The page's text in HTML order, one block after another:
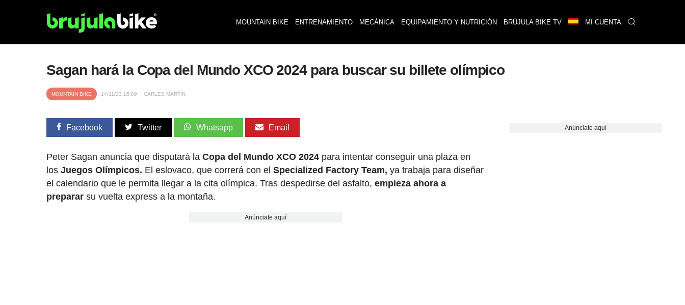
MOUNTAIN BIKE ENTRENAMIENTO MECÁNICA EQUIPAMIENTO Y NUTRICIÓN BRÚJULA BIKE TV MI CUENTA
Sagan hará la Copa del Mundo XCO 2024 para buscar su billete olímpico
MOUNTAIN BIKE 14/11/23 15:09 CARLES MARTÍN
Facebook Twitter Whatsapp Email
Peter Sagan anuncia que disputará laCopa del Mundo XCO 2024 para intentar conseguir una plaza en
losJuegos Olímpicos. El eslovaco, que correrá con elSpecialized Factory Team,ya trabaja para diseñar
el calendario que le permita llegar a la cita olímpica. Tras despedirse del asfalto,empieza ahora a
preparar su vuelta express a la montaña.
Anúnciate aquí
Anúnciate aquí